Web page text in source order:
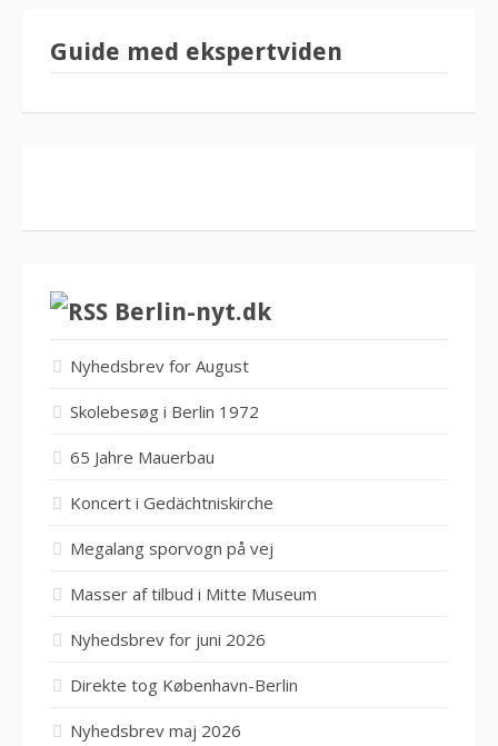
Guide med ekspertviden
Berlin-nyt.dk
Nyhedsbrev for August
Skolebesøg i Berlin 1972
65 Jahre Mauerbau
Koncert i Gedächtniskirche
Megalang sporvogn på vej
Masser af tilbud i Mitte Museum
Nyhedsbrev for juni 2026
Direkte tog København-Berlin
Nyhedsbrev maj 2026